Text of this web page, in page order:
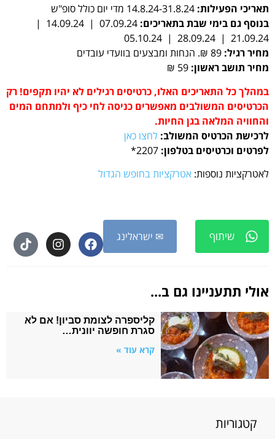
תאריכי הפעילות:
בנוסף גם בימי שבת בתאריכים:
07.09.24 | 14.09.24 |
21.09.24 | 28.09.24 | 05.10.24
מחיר רגיל:
מחיר תושב ראשון:
במהלך כל התאריכים האלו, כרטיסים רגילים לא יהיו תקפים! רק
הכרטיסים המשולבים מאפשרים כניסה לחי כיף ולמתחם המים
והחוויה המלאה בגן החיות.
לרכישת הכרטיס המשולב: לחצו כאן
לפרטים וכרטיסים בטלפון:
לאטרקציות נוספות: אטרקציות בחופש הגדול
שיתוף ✉ ישראלינג
אולי תתעניינו גם ב...
קליספרה לצומת סביון! אם לא
סגרת חופשה יוונית…
קרא עוד »
קטגוריות